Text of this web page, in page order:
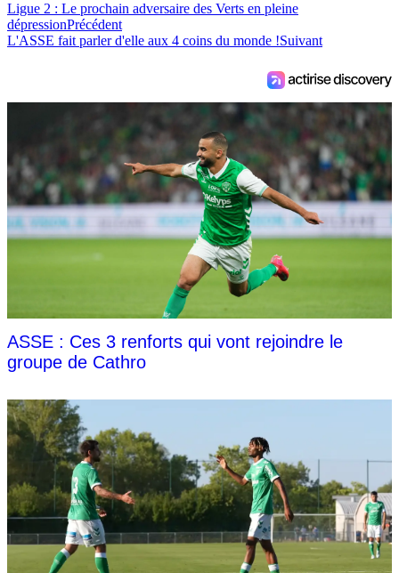
Ligue 2 : Le prochain adversaire des Verts en pleine
dépressionPrécédent
L'ASSE fait parler d'elle aux 4 coins du monde !Suivant
ASSE : Ces 3 renforts qui vont rejoindre le
groupe de Cathro